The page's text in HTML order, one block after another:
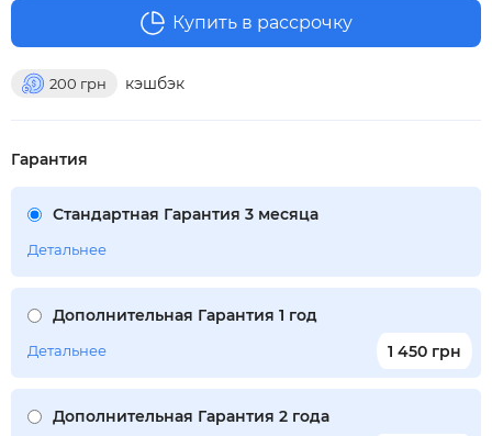
200 грн кэшбэк
Купить в рассрочку
Гарантия
Стандартная Гарантия 3 месяца
Детальнее
Дополнительная Гарантия 1 год
1 450 грн
Детальнее
Дополнительная Гарантия 2 года